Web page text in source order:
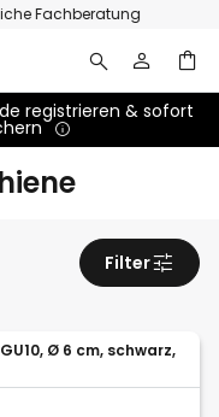
registrieren & sofort
Ø 6 cm, schwarz,
Filter